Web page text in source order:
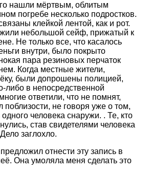
нашли мёртвым, облитым
погребе несколько подростков.
клейкой лентой, как и рот.
небольшой сейф, прижатый к
Не только все, что касалось
внутри, было покрыто
пара резиновых перчаток
Когда местные жители,
были допрошены полицией,
либо в непосредственной
ответили, что не помнят,
поблизости, не говоря уже о том,
человека снаружи. . Те, кто
став свидетелями человека
заглохло.
отнести эту запись в
Она умоляла меня сделать это